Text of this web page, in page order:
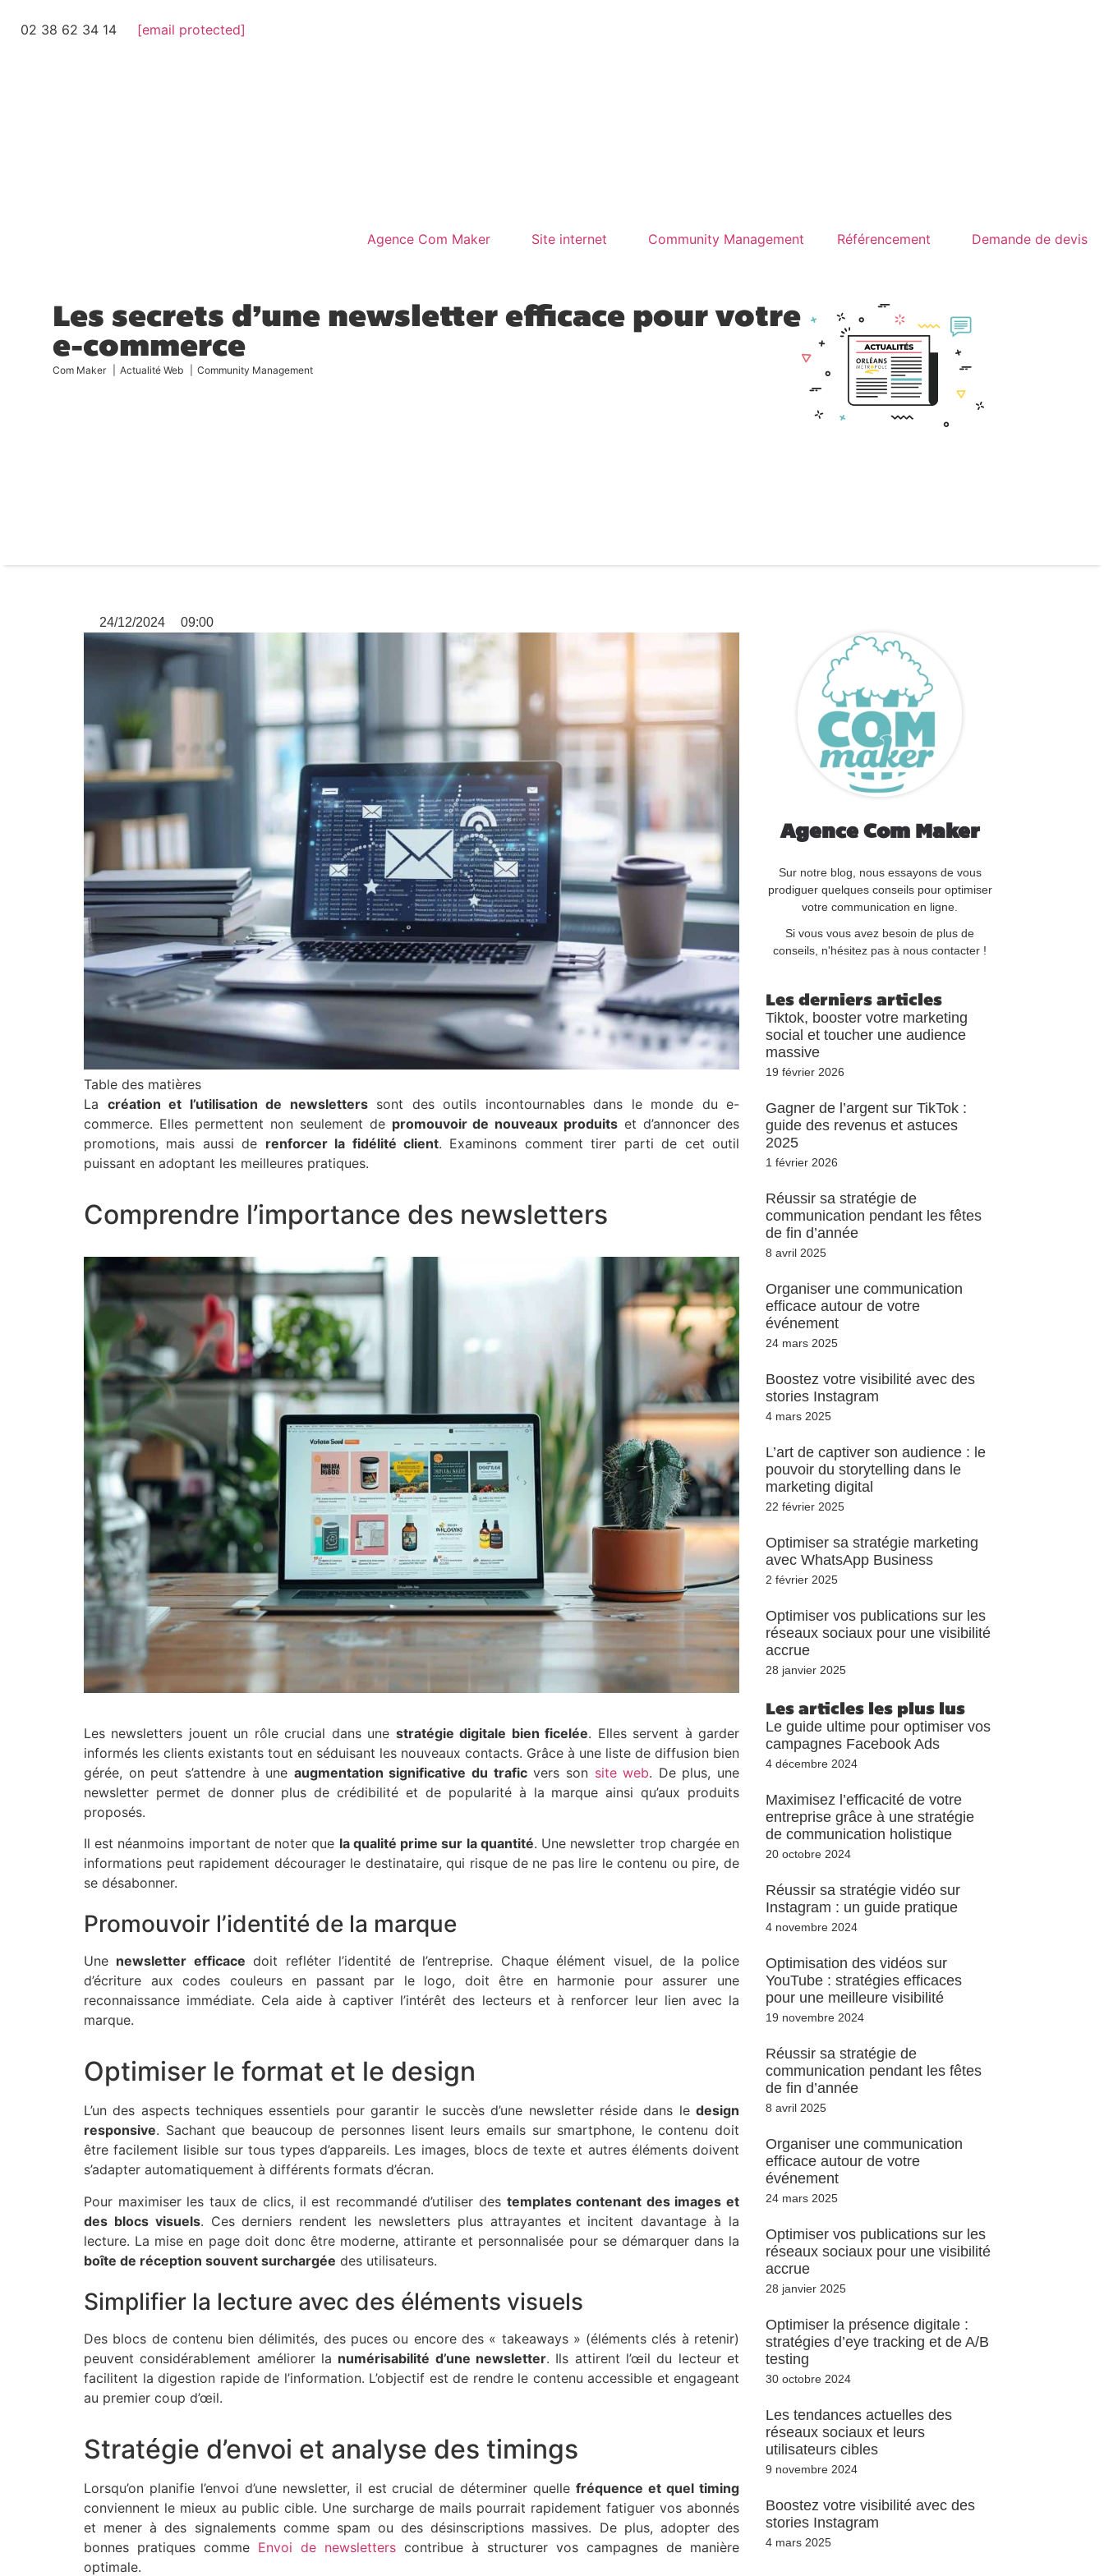
02 38 62 34 14 [email protected]
Agence Com Maker Site internet Community Management Référencement Demande de devis
Les secrets d’une newsletter efficace pour votre
e-commerce
Com Maker Actualité Web Community Management
24/12/2024 09:00
Table des matières
La création et l’utilisation de newsletterssont des outils incontournables dans le monde du e-
commerce. Elles permettent non seulement de promouvoir de nouveaux produits et d’annoncer des
promotions, mais aussi de renforcer la fidélité client. Examinons comment tirer parti de cet outil
puissant en adoptant les meilleures pratiques.
Comprendre l’importance des newsletters
Les newsletters jouent un rôle crucial dans une stratégie digitale bien ficelée. Elles servent à garder
informés les clients existants tout en séduisant les nouveaux contacts. Grâce à une liste de diffusion bien
gérée, on peut s’attendre à une augmentation significative du traficvers son site web. De plus, une
newsletter permet de donner plus de crédibilité et de popularité à la marque ainsi qu’aux produits
proposés.
Il est néanmoins important de noter que la qualité prime sur la quantité. Une newsletter trop chargée en
informations peut rapidement décourager le destinataire, qui risque de ne pas lire le contenu ou pire, de
se désabonner.
Promouvoir l’identité de la marque
Une newsletter efficace doit refléter l’identité de l’entreprise. Chaque élément visuel, de la police
d’écriture aux codes couleurs en passant par le logo, doit être en harmonie pour assurer une
reconnaissance immédiate. Cela aide à captiver l’intérêt des lecteurs et à renforcer leur lien avec la
marque.
Optimiser le format et le design
L’un des aspects techniques essentiels pour garantir le succès d’une newsletter réside dans le design
responsive. Sachant que beaucoup de personnes lisent leurs emails sur smartphone, le contenu doit
être facilement lisible sur tous types d’appareils. Les images, blocs de texte et autres éléments doivent
s’adapter automatiquement à différents formats d’écran.
Pour maximiser les taux de clics, il est recommandé d’utiliser des templates contenant des images et
des blocs visuels. Ces derniers rendent les newsletters plus attrayantes et incitent davantage à la
lecture. La mise en page doit donc être moderne, attirante et personnalisée pour se démarquer dans la
boîte de réception souvent surchargée des utilisateurs.
Simplifier la lecture avec des éléments visuels
Des blocs de contenu bien délimités, des puces ou encore des « takeaways » (éléments clés à retenir)
peuvent considérablement améliorer la numérisabilité d’une newsletter. Ils attirent l’œil du lecteur et
facilitent la digestion rapide de l’information. L’objectif est de rendre le contenu accessible et engageant
au premier coup d’œil.
Stratégie d’envoi et analyse des timings
Lorsqu’on planifie l’envoi d’une newsletter, il est crucial de déterminer quellefréquence et quel timing
conviennent le mieux au public cible. Une surcharge de mails pourrait rapidement fatiguer vos abonnés
et mener à des signalements comme spam ou des désinscriptions massives. De plus, adopter des
bonnes pratiques comme Envoi de newsletters contribue à structurer vos campagnes de manière
optimale.
Agence Com Maker
Sur notre blog, nous essayons de vous
prodiguer quelques conseils pour optimiser
votre communication en ligne.
Si vous vous avez besoin de plus de
conseils, n'hésitez pas à nous contacter !
Les derniers articles
Tiktok, booster votre marketing
social et toucher une audience
massive
19 février 2026
Gagner de l’argent sur TikTok :
guide des revenus et astuces
2025
1 février 2026
Réussir sa stratégie de
communication pendant les fêtes
de fin d’année
8 avril 2025
Organiser une communication
efficace autour de votre
événement
24 mars 2025
Boostez votre visibilité avec des
stories Instagram
4 mars 2025
L’art de captiver son audience : le
pouvoir du storytelling dans le
marketing digital
22 février 2025
Optimiser sa stratégie marketing
avec WhatsApp Business
2 février 2025
Optimiser vos publications sur les
réseaux sociaux pour une visibilité
accrue
28 janvier 2025
Les articles les plus lus
Le guide ultime pour optimiser vos
campagnes Facebook Ads
4 décembre 2024
Maximisez l’efficacité de votre
entreprise grâce à une stratégie
de communication holistique
20 octobre 2024
Réussir sa stratégie vidéo sur
Instagram : un guide pratique
4 novembre 2024
Optimisation des vidéos sur
YouTube : stratégies efficaces
pour une meilleure visibilité
19 novembre 2024
Réussir sa stratégie de
communication pendant les fêtes
de fin d’année
8 avril 2025
Organiser une communication
efficace autour de votre
événement
24 mars 2025
Optimiser vos publications sur les
réseaux sociaux pour une visibilité
accrue
28 janvier 2025
Optimiser la présence digitale :
stratégies d’eye tracking et de A/B
testing
30 octobre 2024
Les tendances actuelles des
réseaux sociaux et leurs
utilisateurs cibles
9 novembre 2024
Boostez votre visibilité avec des
stories Instagram
4 mars 2025